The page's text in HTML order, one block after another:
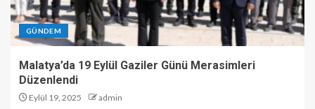
GÜNDEM
Malatya’da 19 Eylül Gaziler Günü Merasimleri
Düzenlendi
Eylül 19, 2025 admin